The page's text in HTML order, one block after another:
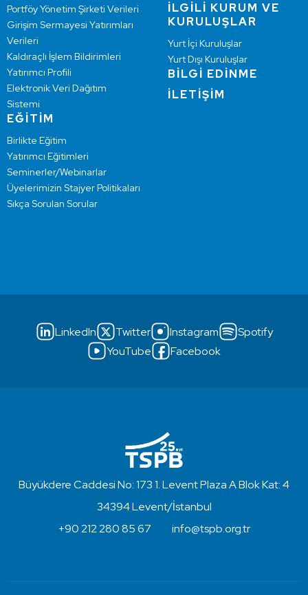
Portföy Yönetim Şirketi Verileri
Girişim Sermayesi Yatırımları
Verileri
Kaldıraçlı İşlem Bildirimleri
Yatırımcı Profili
Elektronik Veri Dağıtım
Sistemi
EĞİTİM
Birlikte Eğitim
Yatırımcı Eğitimleri
Seminerler/Webinarlar
Üyelerimizin Stajyer Politikaları
Sıkça Sorulan Sorular
İLGİLİ KURUM VE
KURULUŞLAR
Yurt İçi Kuruluşlar
Yurt Dışı Kuruluşlar
BİLGİ EDİNME
İLETİŞİM
LinkedIn Twitter Instagram
Spotify
YouTube
Facebook
Büyükdere Caddesi No: 173 1. Levent Plaza A Blok Kat: 4
34394 Levent/İstanbul
+90 212 280 85 67
info@tspb.org.tr